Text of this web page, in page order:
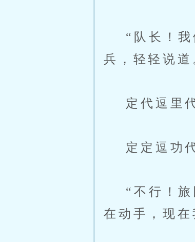
“队长！我
兵，轻轻说道
定代逗里
定定逗功
“不行！旅
在动手，现